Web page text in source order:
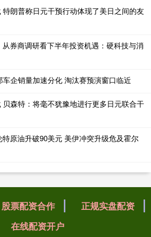
朗普称日元干预行动体现了美日之间的友
券商调研看下半年投资机遇：硬科技与消
车企销量加速分化 淘汰赛预演窗口临近
贝森特：将毫不犹豫地进行更多日元联合干
原油升破90美元 美伊冲突升级危及霍尔
股票配资合作
正规实盘配资
在线配资开户